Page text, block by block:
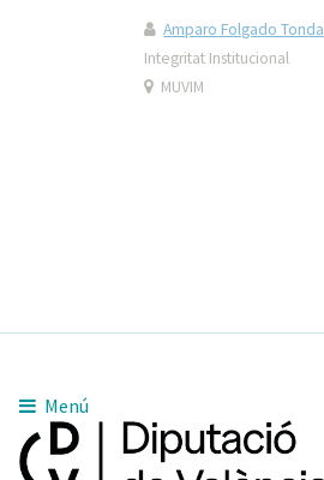
Amparo Folgado Tonda
Integritat Institucional
MUVIM
Menú